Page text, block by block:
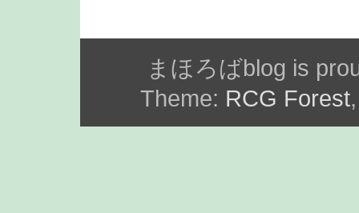
まほろばblog is
Theme: RCG Forest